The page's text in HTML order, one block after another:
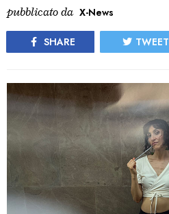
pubblicato da X-News
SHARE TWEET